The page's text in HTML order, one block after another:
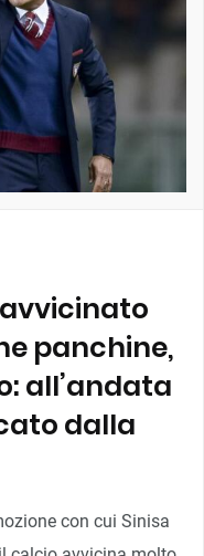
panchine,
all’andata
dalla
con cui Sinisa